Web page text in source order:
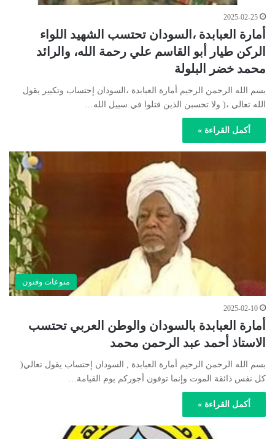
2025-02-25
أمارة العبابدة ،السودان تحتسب الشهيد اللواء
الركن طيار أبو القاسم علي رحمة الله، والرائد
محمد خضر البلولة
بسم الله الرحمن الرحيم أمارة العبابدة ،السودان إحتساب وتكبير يقول
الله تعالي ،( ولا تحسبن الذين قتلوا في سبيل الله…
أكمل القراءة »
منوعات وفنون
2025-02-10
أمارة العبابدة بالسودان والوطن العربي تحتسب
الاستاذ أحمد عبد الرحمن محمد
بسم الله الرحمن الرحيم أمارة العبابدة , السودان إحتساب يقول تعالي(
كل نفس ذائقة الموت وإنما توفون أجوركم يوم القيامة…
أكمل القراءة »